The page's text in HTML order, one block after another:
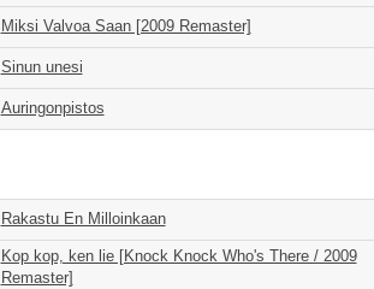
Miksi Valvoa Saan [2009 Remaster]
Sinun unesi
Auringonpistos
Rakastu En Milloinkaan
Kop kop, ken lie [Knock Knock Who's There / 2009
Remaster]